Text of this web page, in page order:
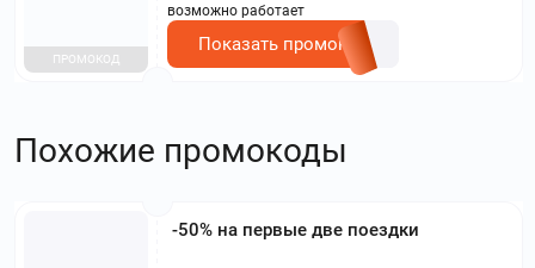
ПРОМОКОД
возможно работает
Показать промокод
Похожие промокоды
-50% на первые две поездки